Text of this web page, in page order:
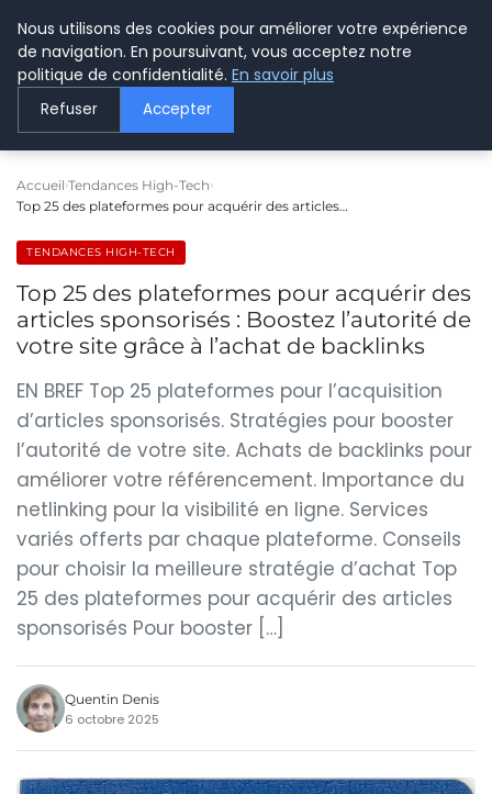
LE WEBMARKETING
Accueil Tendances High-Tech
Top 25 des plateformes pour acquérir des articles…
TENDANCES HIGH-TECH
Top 25 des plateformes pour acquérir des
articles sponsorisés : Boostez l’autorité de
votre site grâce à l’achat de backlinks
EN BREF Top 25 plateformes pour l’acquisition
d’articles sponsorisés. Stratégies pour booster
l’autorité de votre site. Achats de backlinks pour
améliorer votre référencement. Importance du
netlinking pour la visibilité en ligne. Services
variés offerts par chaque plateforme. Conseils
pour choisir la meilleure stratégie d’achat Top
25 des plateformes pour acquérir des articles
sponsorisés Pour booster […]
Quentin Denis
6 octobre 2025
Nous utilisons des cookies pour améliorer votre expérience
de navigation. En poursuivant, vous acceptez notre
politique de confidentialité. En savoir plus
Refuser Accepter